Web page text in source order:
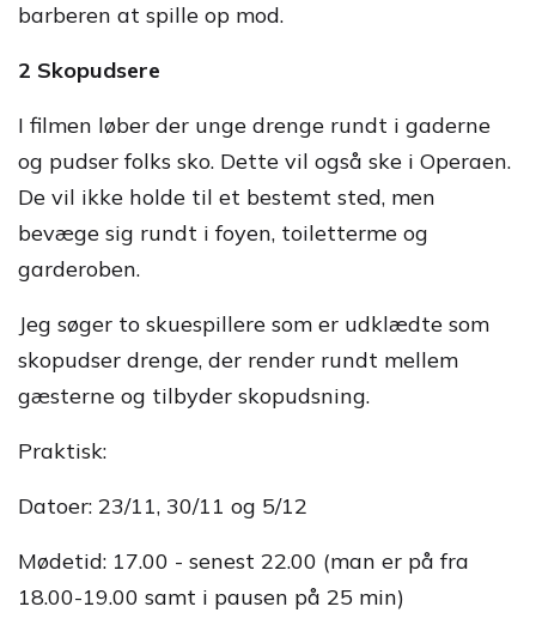
barberen at spille op mod.
2 Skopudsere
I filmen løber der unge drenge rundt i gaderne
og pudser folks sko. Dette vil også ske i Operaen.
De vil ikke holde til et bestemt sted, men
bevæge sig rundt i foyen, toiletterme og
garderoben.
Jeg søger to skuespillere som er udklædte som
skopudser drenge, der render rundt mellem
gæsterne og tilbyder skopudsning.
Praktisk:
Datoer: 23/11, 30/11 og 5/12
Mødetid: 17.00 - senest 22.00 (man er på fra
18.00-19.00 samt i pausen på 25 min)